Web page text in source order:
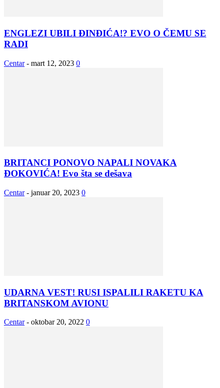
ENGLEZI UBILI ĐINĐIĆA!? EVO O ČEMU SE
RADI
Centar - mart 12, 2023 0
BRITANCI PONOVO NAPALI NOVAKA
ĐOKOVIĆA! Evo šta se dešava
Centar - januar 20, 2023 0
UDARNA VEST! RUSI ISPALILI RAKETU KA
BRITANSKOM AVIONU
Centar - oktobar 20, 2022 0